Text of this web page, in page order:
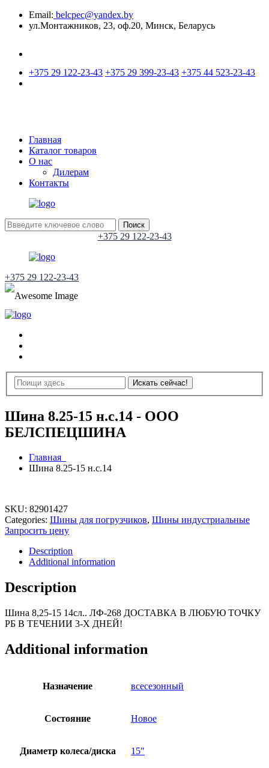
Email: belcpec@yandex.by
ул.Монтажников, 23, оф.20, Минск, Беларусь
+375 29 122-23-43 +375 29 399-23-43 +375 44 523-23-43
Главная
Каталог товаров
О нас
Дилерам
Контакты
Поиск
+375 29 122-23-43
+375 29 122-23-43
Шина 8.25-15 н.с.14 - ООО
БЕЛСПЕЦШИНА
Главная
Шина 8.25-15 н.с.14
SKU: 82901427
Categories: Шины для погрузчиков, Шины индустриальные
Запросить цену
Description
Additional information
Description
Шина 8,25-15 14сл.. ЛФ-268 ДОСТАВКА В ЛЮБУЮ ТОЧКУ
РБ В ТЕЧЕНИИ 3-Х ДНЕЙ!
Additional information
Назначение всесезонный
Состояние Новое
Диаметр колеса/диска 15"